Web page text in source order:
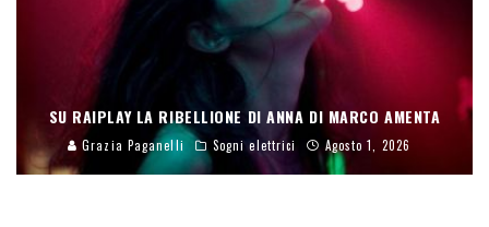
SU RAIPLAY LA RIBELLIONE DI ANNA DI MARCO AMENTA
Grazia Paganelli Sogni elettrici Agosto 1, 2026